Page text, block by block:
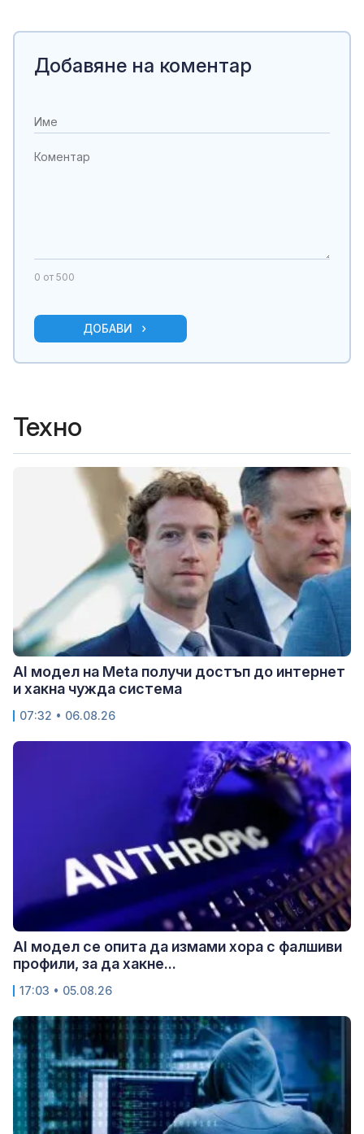
Добавяне на коментар
0 от 500
ДОБАВИ
Техно
AI модел на Meta получи достъп до интернет
и хакна чужда система
07:32 • 06.08.26
AI модел се опита да измами хора с фалшиви
профили, за да хакне...
17:03 • 05.08.26